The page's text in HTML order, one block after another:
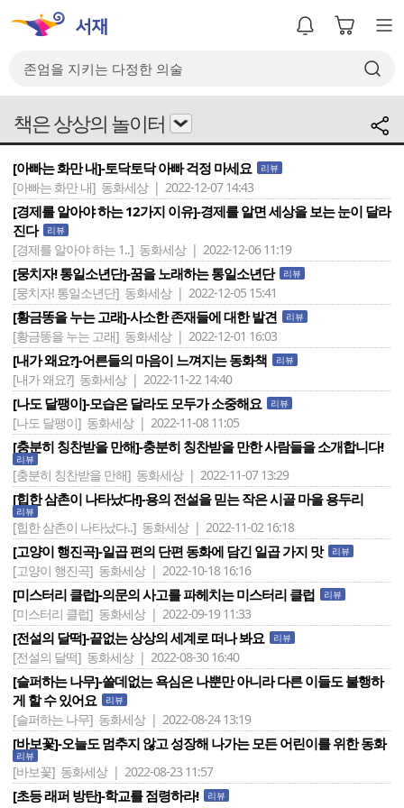
책은 상상의 놀이터
[아빠는 화만 내]-토닥토닥 아빠 걱정 마세요 리뷰
[아빠는 화만 내] 동화세상 | 2022-12-07 14:43
[경제를 알아야 하는 12가지 이유]-경제를 알면 세상을 보는 눈이 달라
진다
리뷰
[경제를 알아야 하는 1..] 동화세상 | 2022-12-06 11:19
[뭉치자! 통일소년단]-꿈을 노래하는 통일소년단 리뷰
[뭉치자! 통일소년단] 동화세상 | 2022-12-05 15:41
[황금똥을 누는 고래]-사소한 존재들에 대한 발견 리뷰
[황금똥을 누는 고래] 동화세상 | 2022-12-01 16:03
[내가 왜요?]-어른들의 마음이 느껴지는 동화책 리뷰
[내가 왜요?] 동화세상 | 2022-11-22 14:40
[나도 달팽이]-모습은 달라도 모두가 소중해요 리뷰
[나도 달팽이] 동화세상 | 2022-11-08 11:05
[충분히 칭찬받을 만해]-충분히 칭찬받을 만한 사람들을 소개합니다!
리뷰
[충분히 칭찬받을 만해] 동화세상 | 2022-11-07 13:29
[힙한 삼촌이 나타났다!]-용의 전설을 믿는 작은 시골 마을 용두리
리뷰
[힙한 삼촌이 나타났다..] 동화세상 | 2022-11-02 16:18
[고양이 행진곡]-일곱 편의 단편 동화에 담긴 일곱 가지 맛 리뷰
[고양이 행진곡] 동화세상 | 2022-10-18 16:16
[미스터리 클럽]-의문의 사고를 파헤치는 미스터리 클럽 리뷰
[미스터리 클럽] 동화세상 | 2022-09-19 11:33
[전설의 달떡]-끝없는 상상의 세계로 떠나 봐요 리뷰
[전설의 달떡] 동화세상 | 2022-08-30 16:40
[슬퍼하는 나무]-쓸데없는 욕심은 나뿐만 아니라 다른 이들도 불행하
게 할 수 있어요
리뷰
[슬퍼하는 나무] 동화세상 | 2022-08-24 13:19
[바보꽃]-오늘도 멈추지 않고 성장해 나가는 모든 어린이를 위한 동화
리뷰
[바보꽃] 동화세상 | 2022-08-23 11:57
[초등 래퍼 방탄]-학교를 점령하라! 리뷰